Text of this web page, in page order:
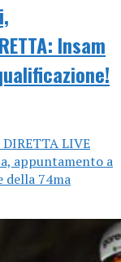
Insam
DIRETTA LIVE
appuntamento a
della 74ma